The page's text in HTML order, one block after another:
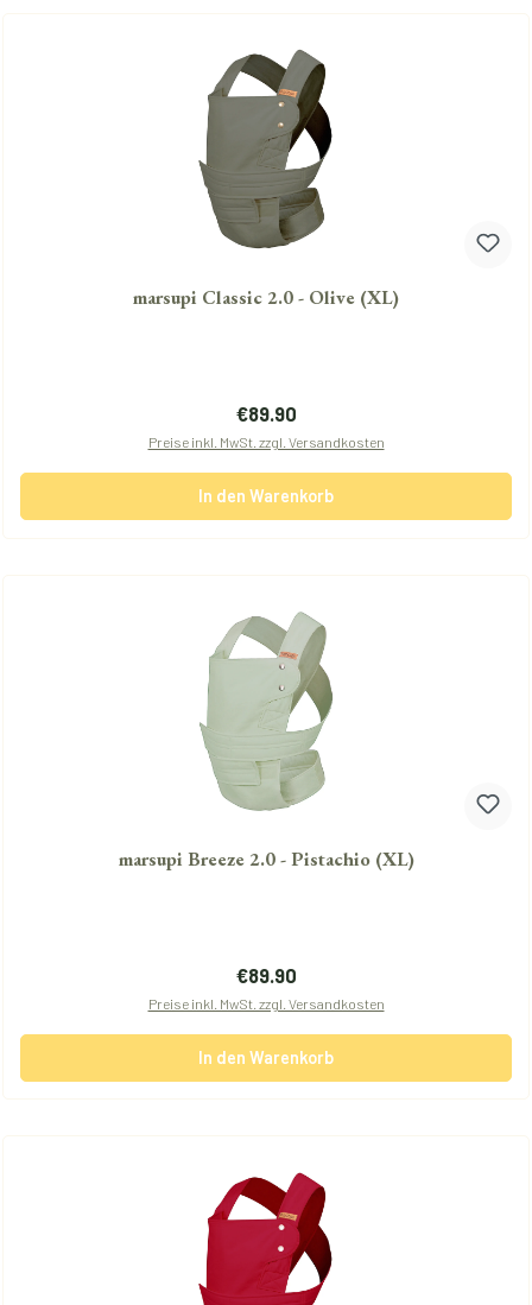
marsupi Classic 2.0 - Olive (XL)
Regulärer Preis:
€89.90
Preise inkl. MwSt. zzgl. Versandkosten
In den Warenkorb
marsupi Breeze 2.0 - Pistachio (XL)
Regulärer Preis:
€89.90
Preise inkl. MwSt. zzgl. Versandkosten
In den Warenkorb